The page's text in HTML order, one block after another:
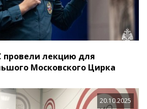
лекцию для
Московского Цирка
20.10.2025